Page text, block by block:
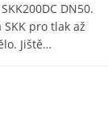
DN50.
SKK pro tlak až
Jiště…